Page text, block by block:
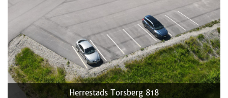
Herrestads Torsberg 818